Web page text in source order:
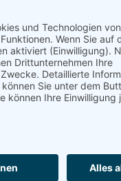
Daten sind Daten,
zu welchem Zweck